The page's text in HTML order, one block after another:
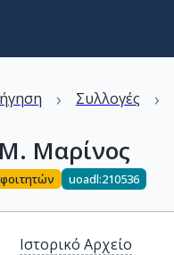
› Συλλογές ›
Μαρίνος
uoadl:210536
Ιστορικό Αρχείο